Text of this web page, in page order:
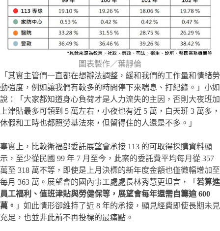
圖表製作／葉靜倫
「其實主管們一直都在想辦法調整，緩和我們的工作量和情緒勞
動強度，例如讓我們有較多的時間停下來喘息、打紀錄。」小如
說：「大家都知道身心負荷才是人力流失的主因，否則大夜班加
上津貼最多可領到 5 萬左右，小夜也有近 5 萬，白天班 3 萬多，
休假和工時也都照勞基法來，但留得住的人還是不多。」
事實上，比較衛福部委託展望會承接 113 的可取得採購資料顯
示，至少從民國 99 年 7 月至今，此案的委託費平均每月從 357
萬至 318 萬不等，即使是上月決標的新年度金額也僅微幅增加至
每月 363 萬。展望會的國內事工處處長林秀慧更坦言，「 若算進
員工福利、值班津貼與勞健保等，展望會每年還需自籌逾 600
萬。 」如此情形卻維持了近 8 年的承接，顯見經費即使長期未見
充足，也並非此前不再投標的最痛點。